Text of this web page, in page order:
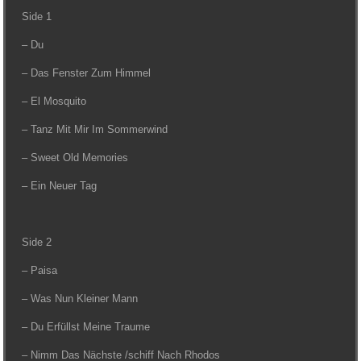
Side 1
– Du
– Das Fenster Zum Himmel
– El Mosquito
– Tanz Mit Mir Im Sommerwind
– Sweet Old Memories
– Ein Neuer Tag
Side 2
– Paisa
– Was Nun Kleiner Mann
– Du Erfüllst Meine Traume
– Nimm Das Nächste /schiff Nach Rhodos